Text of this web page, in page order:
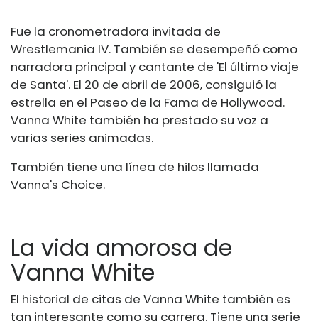
Fue la cronometradora invitada de
Wrestlemania IV. También se desempeñó como
narradora principal y cantante de 'El último viaje
de Santa'. El 20 de abril de 2006, consiguió la
estrella en el Paseo de la Fama de Hollywood.
Vanna White también ha prestado su voz a
varias series animadas.
También tiene una línea de hilos llamada
Vanna's Choice.
La vida amorosa de
Vanna White
El historial de citas de Vanna White también es
tan interesante como su carrera. Tiene una serie